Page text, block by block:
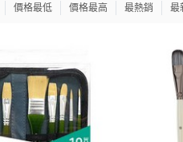
價格最低 價格最高 最熱銷 最